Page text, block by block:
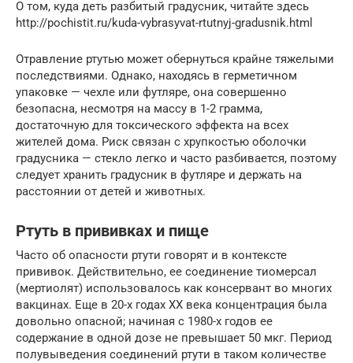
О том, куда деть разбитый градусник, читайте здесь
http://pochistit.ru/kuda-vybrasyvat-rtutnyj-gradusnik.html
Отравление ртутью может обернуться крайне тяжелыми
последствиями. Однако, находясь в герметичном
упаковке — чехле или футляре, она совершенно
безопасна, несмотря на массу в 1-2 грамма,
достаточную для токсического эффекта на всех
жителей дома. Риск связан с хрупкостью оболочки
градусника — стекло легко и часто разбивается, поэтому
следует хранить градусник в футляре и держать на
расстоянии от детей и животных.
Ртуть в прививках и пище
Часто об опасности ртути говорят и в контексте
прививок. Действительно, ее соединение тиомерсал
(мертиолят) использовалось как консервант во многих
вакцинах. Еще в 20-х годах ХХ века концентрация была
довольно опасной; начиная с 1980-х годов ее
содержание в одной дозе не превышает 50 мкг. Период
полувыведения соединений ртути в таком количестве